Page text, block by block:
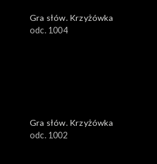
Gra słów. Krzyżówka
odc. 1004
Gra słów. Krzyżówka
odc. 1002